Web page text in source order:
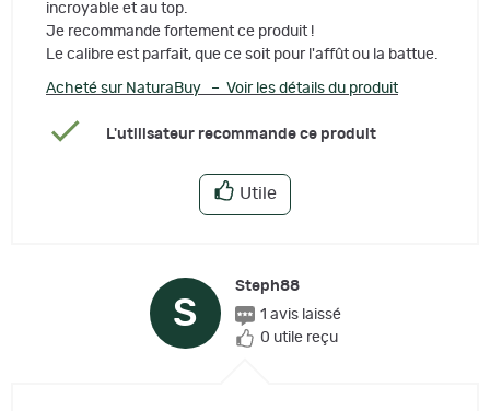
incroyable et au top.
Je recommande fortement ce produit !
Le calibre est parfait, que ce soit pour l'affût ou la battue.
Acheté sur NaturaBuy – Voir les détails du produit
L'utilisateur recommande ce produit
Utile
S
Steph88
1 avis laissé
0 utile reçu